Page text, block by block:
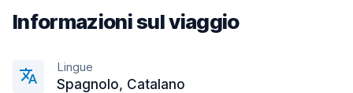
Informazioni sul viaggio
Lingue
Spagnolo, Catalano